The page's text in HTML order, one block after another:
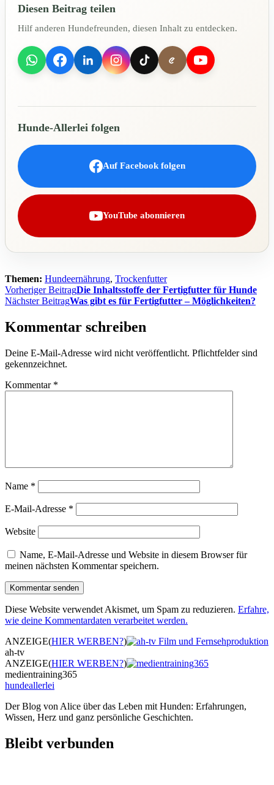
Diesen Beitrag teilen
Hilf anderen Hundefreunden, diesen Inhalt zu entdecken.
Hunde-Allerlei folgen
Auf Facebook folgen
YouTube abonnieren
Themen: Hundeernährung, Trockenfutter
Beitragsnavigation
Vorheriger BeitragDie Inhaltsstoffe der Fertigfutter für Hunde
Nächster BeitragWas gibt es für Fertigfutter – Möglichkeiten?
Kommentar schreiben
Deine E-Mail-Adresse wird nicht veröffentlicht. Pflichtfelder sind
gekennzeichnet.
Kommentar *
Name *
E-Mail-Adresse *
Website
Name, E-Mail-Adresse und Website in diesem Browser für
meinen nächsten Kommentar speichern.
Diese Website verwendet Akismet, um Spam zu reduzieren. Erfahre,
wie deine Kommentardaten verarbeitet werden.
ANZEIGE(HIER WERBEN?)
ah-tv
ANZEIGE(HIER WERBEN?)
medientraining365
hundeallerlei
Der Blog von Alice über das Leben mit Hunden: Erfahrungen,
Wissen, Herz und ganz persönliche Geschichten.
Bleibt verbunden